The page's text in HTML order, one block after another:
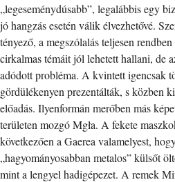
„legeseménydúsabb”, legalábbis egy
jó hangzás esetén válik élvezhetővé.
tényező, a megszólalás teljesen
cirkalmas témáit jól lehetett hallani, de
adódott probléma. A kvintett igencsak
gördülékenyen prezentálták, s közben
előadás. Ilyenformán merőben más
területen mozgó Mgła. A fekete
következően a Gaerea valamelyest,
„hagyományosabban metalos” külsőt
mint a lengyel hadigépezet. A remek